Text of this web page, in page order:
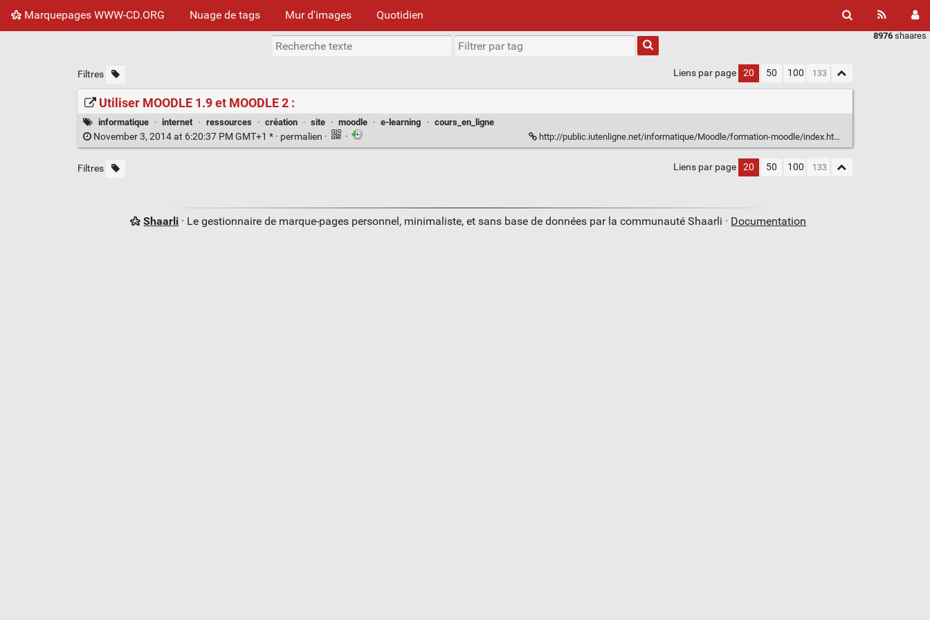
Marquepages WWW-CD.ORG Nuage de tags Mur d'images Quotidien
8976 shaares
Filtres Liens par page 20 50 100
Utiliser MOODLE 1.9 et MOODLE 2 :
informatique · internet · ressources · création · site · moodle · e-learning · cours_en_ligne
November 3, 2014 at 6:20:37 PM GMT+1 * · permalien · · http://public.iutenligne.net/informatique/Moodle/formation-moodle/index.html
Filtres Liens par page 20 50 100
Shaarli · Le gestionnaire de marque-pages personnel, minimaliste, et sans base de données par la communauté Shaarli · Documentation